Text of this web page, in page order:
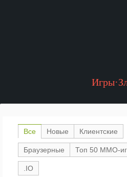
Все Новые Клиентские
Браузерные Топ 50 ММО-
.IO